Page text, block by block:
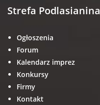
Strefa Podlasianina
Ogłoszenia
Forum
Kalendarz imprez
Konkursy
Firmy
Kontakt